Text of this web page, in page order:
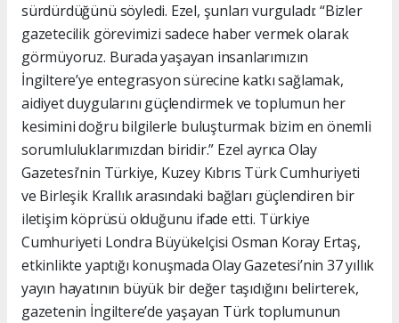
sürdürdüğünü söyledi. Ezel, şunları vurguladı: “Bizler
gazetecilik görevimizi sadece haber vermek olarak
görmüyoruz. Burada yaşayan insanlarımızın
İngiltere’ye entegrasyon sürecine katkı sağlamak,
aidiyet duygularını güçlendirmek ve toplumun her
kesimini doğru bilgilerle buluşturmak bizim en önemli
sorumluluklarımızdan biridir.” Ezel ayrıca Olay
Gazetesi’nin Türkiye, Kuzey Kıbrıs Türk Cumhuriyeti
ve Birleşik Krallık arasındaki bağları güçlendiren bir
iletişim köprüsü olduğunu ifade etti. Türkiye
Cumhuriyeti Londra Büyükelçisi Osman Koray Ertaş,
etkinlikte yaptığı konuşmada Olay Gazetesi’nin 37 yıllık
yayın hayatının büyük bir değer taşıdığını belirterek,
gazetenin İngiltere’de yaşayan Türk toplumunun